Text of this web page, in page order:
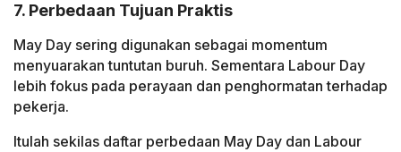
7. Perbedaan Tujuan Praktis
May Day sering digunakan sebagai momentum
menyuarakan tuntutan buruh. Sementara Labour Day
lebih fokus pada perayaan dan penghormatan terhadap
pekerja.
Itulah sekilas daftar perbedaan May Day dan Labour